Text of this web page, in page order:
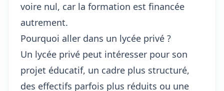
voire nul, car la formation est financée
autrement.
Pourquoi aller dans un lycée privé ?
Un lycée privé peut intéresser pour son
projet éducatif, un cadre plus structuré,
des effectifs parfois plus réduits ou une